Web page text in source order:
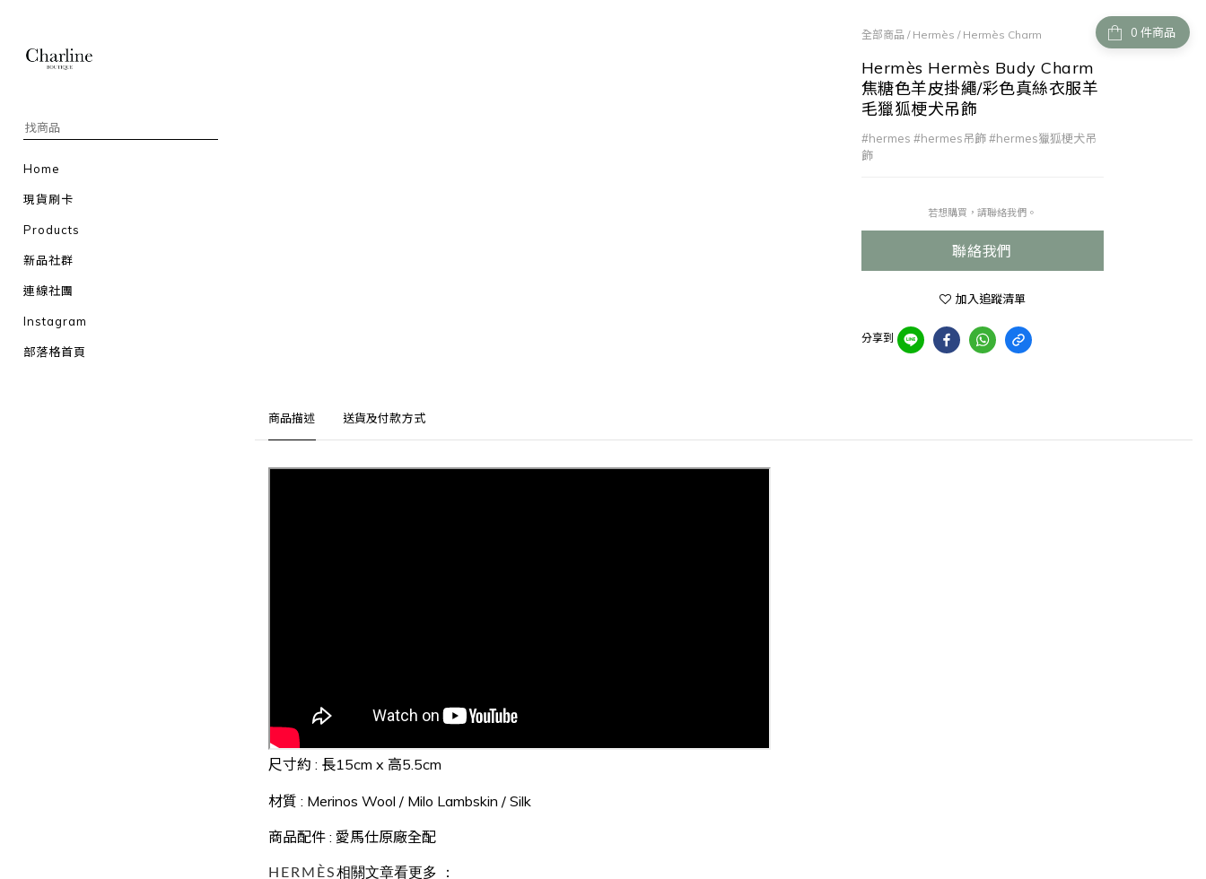
Home
現貨刷卡
Products
新品社群
連線社團
Instagram
部落格首頁
件商品
全部商品 / Hermès / Hermès Charm
Hermès Hermès Budy Charm
焦糖色羊皮掛繩/彩色真絲衣服羊
毛獵狐梗犬吊飾
#hermes #hermes吊飾 #hermes獵狐梗犬吊
飾
若想購買，請聯絡我們。
聯絡我們
加入追蹤清單
分享到
商品描述 送貨及付款方式
尺寸約 : 長15cm x 高5.5cm
材質 : Merinos Wool / Milo Lambskin / Silk
商品配件 : 愛馬仕原廠全配
HERMÈS相關文章看更多 ：